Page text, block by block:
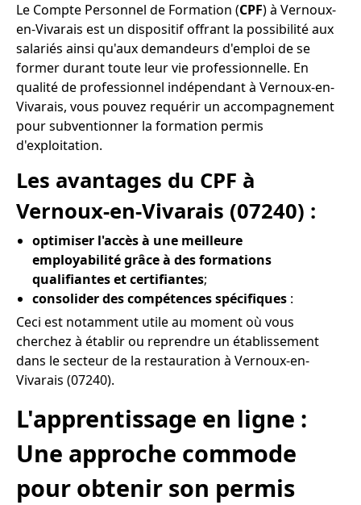
Le Compte Personnel de Formation (CPF) à Vernoux-
en-Vivarais est un dispositif offrant la possibilité aux
salariés ainsi qu'aux demandeurs d'emploi de se
former durant toute leur vie professionnelle. En
qualité de professionnel indépendant à Vernoux-en-
Vivarais, vous pouvez requérir un accompagnement
pour subventionner la formation permis
d'exploitation.
Les avantages du CPF à
Vernoux-en-Vivarais (07240) :
optimiser l'accès à une meilleure
employabilité grâce à des formations
qualifiantes et certifiantes;
consolider des compétences spécifiques :
Ceci est notamment utile au moment où vous
cherchez à établir ou reprendre un établissement
dans le secteur de la restauration à Vernoux-en-
Vivarais (07240).
L'apprentissage en ligne :
Une approche commode
pour obtenir son permis